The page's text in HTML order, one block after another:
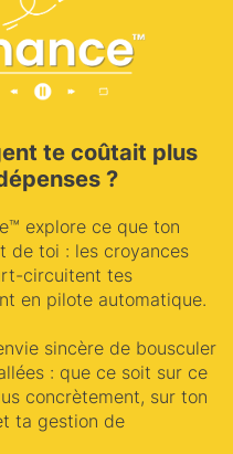
te coûtait plus
?
explore ce que ton
de toi : les croyances
circuitent tes
en pilote automatique.
sincère de bousculer
: que ce soit sur ce
concrètement, sur ton
ta gestion de